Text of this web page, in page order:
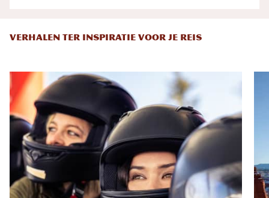
VERHALEN TER INSPIRATIE VOOR JE REIS